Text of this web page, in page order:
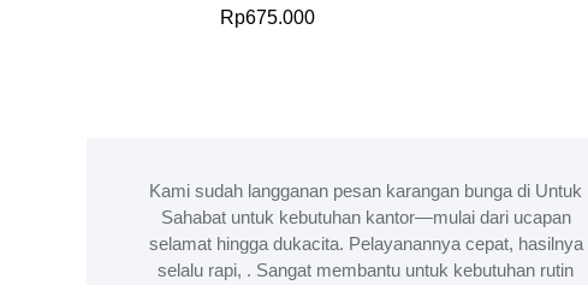
Rp675.000
Kami sudah langganan pesan karangan bunga di Untuk
Sahabat untuk kebutuhan kantor—mulai dari ucapan
selamat hingga dukacita. Pelayanannya cepat, hasilnya
selalu rapi, . Sangat membantu untuk kebutuhan rutin